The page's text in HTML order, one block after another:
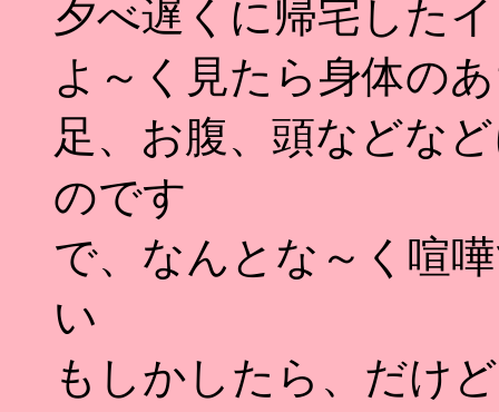
夕べ遅くに帰宅した
よ～く見たら身体の
足、お腹、頭などな
のです
で、なんとな～く喧
い
もしかしたら、だけ